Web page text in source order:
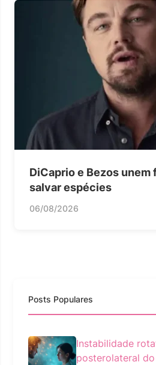
DiCaprio e Bezos unem
salvar espécies
06/08/2026
Posts Populares
Instabilidade
posterolateral